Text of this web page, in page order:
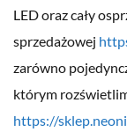
LED oraz cały
sprzedażowej
zarówno
którym
https://